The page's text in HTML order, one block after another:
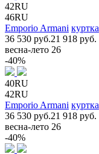
42RU
46RU
Emporio Armani куртка
36 530 руб.21 918 руб.
весна-лето 26
-40%
40RU
42RU
Emporio Armani куртка
36 530 руб.21 918 руб.
весна-лето 26
-40%